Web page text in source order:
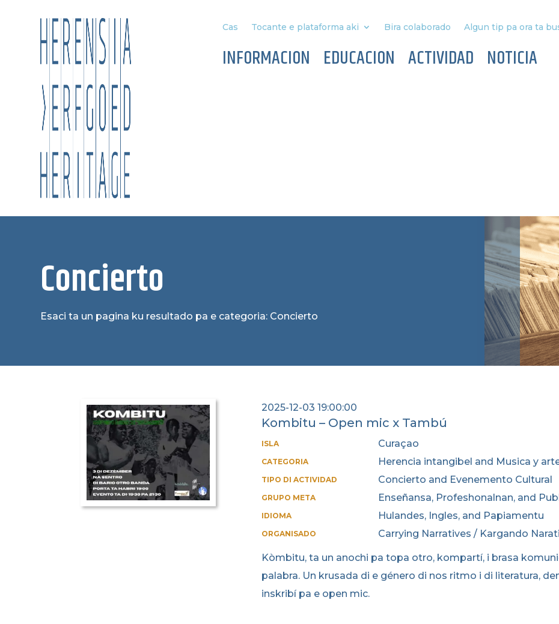
Cas Tocante e plataforma aki Bira colaborado Algun tip pa ora ta
INFORMACION EDUCACION ACTIVIDAD NOTICIA
Concierto
Esaci ta un pagina ku resultado pa e categoria: Concierto
2025-12-03 19:00:00
Kombitu – Open mic x Tambú
ISLA Curaçao
CATEGORIA Herencia intangibel and Musica y
TIPO DI ACTIVIDAD Concierto and Evenemento Cultural
GRUPO META Enseñansa, Profeshonalnan, and
IDIOMA Hulandes, Ingles, and Papiamentu
ORGANISADO Carrying Narratives / Kargando
Kòmbitu, ta un anochi pa topa otro, kompartí, i brasa
palabra. Un krusada di e género di nos ritmo i di literatura,
inskribí pa e open mic.